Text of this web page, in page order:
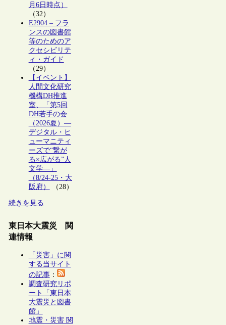
月6日時点）
（32）
E2904 – フラ
ンスの図書館
等のためのア
クセシビリテ
ィ・ガイド
（29）
【イベント】
人間文化研究
機構DH推進
室、「第5回
DH若手の会
（2026夏）―
デジタル・ヒ
ューマニティ
ーズで“繋が
る×広がる”人
文学―」
（8/24-25・大
阪府）
（28）
続きを見る
東日本大震災 関
連情報
「災害」に関
する当サイト
の記事：
調査研究リポ
ート「東日本
大震災と図書
館」
地震・災害 関